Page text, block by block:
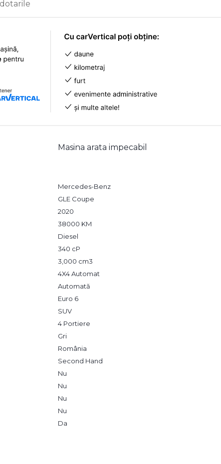
Masina arata impecabil
Mercedes-Benz
GLE Coupe
2020
38000 KM
Diesel
340 cP
3,000 cm3
4X4 Automat
Automată
Euro 6
SUV
4 Portiere
Gri
România
Second Hand
Nu
Nu
Nu
Nu
Da